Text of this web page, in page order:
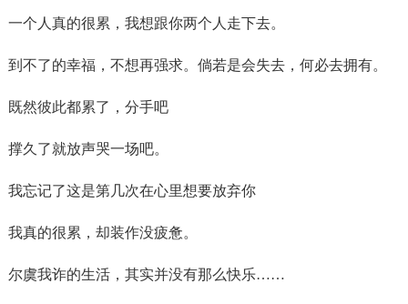
一个人真的很累，我想跟你两个人走下去。
到不了的幸福，不想再强求。倘若是会失去，何必去拥有。
既然彼此都累了，分手吧
撑久了就放声哭一场吧。
我忘记了这是第几次在心里想要放弃你
我真的很累，却装作没疲惫。
尔虞我诈的生活，其实并没有那么快乐……